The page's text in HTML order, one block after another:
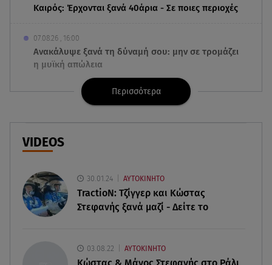
Καιρός: Έρχονται ξανά 40άρια - Σε ποιες περιοχές
07.08.26 , 16:00
Ανακάλυψε ξανά τη δύναμή σου: μην σε τρομάζει
η μυϊκή απώλεια
Ιωάννα Τούνη - Δημήτρης Σπυριδωνίδης: Η
throwback φωτογραφία από την Ίμπιζα
07.08.26 , 15:21
καινοτομίας και επιτυχίας
07.08.26 , 15:09
Περισσότερα
VIDEOS
30.01.24 ΑΥΤΟΚΙΝΗΤΟ
TractioN: Τζίγγερ και Κώστας
Στεφανής ξανά μαζί - Δείτε το
03.08.22 ΑΥΤΟΚΙΝΗΤΟ